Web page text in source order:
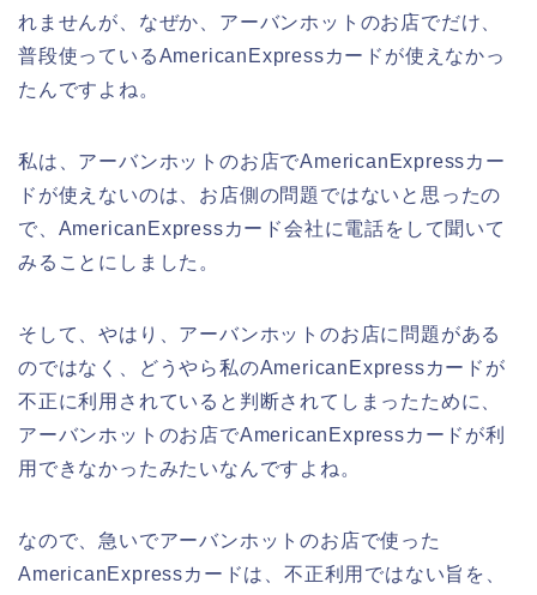
れませんが、なぜか、アーバンホットのお店でだけ、
普段使っているAmericanExpressカードが使えなかっ
たんですよね。
私は、アーバンホットのお店でAmericanExpressカー
ドが使えないのは、お店側の問題ではないと思ったの
で、AmericanExpressカード会社に電話をして聞いて
みることにしました。
そして、やはり、アーバンホットのお店に問題がある
のではなく、どうやら私のAmericanExpressカードが
不正に利用されていると判断されてしまったために、
アーバンホットのお店でAmericanExpressカードが利
用できなかったみたいなんですよね。
なので、急いでアーバンホットのお店で使った
AmericanExpressカードは、不正利用ではない旨を、